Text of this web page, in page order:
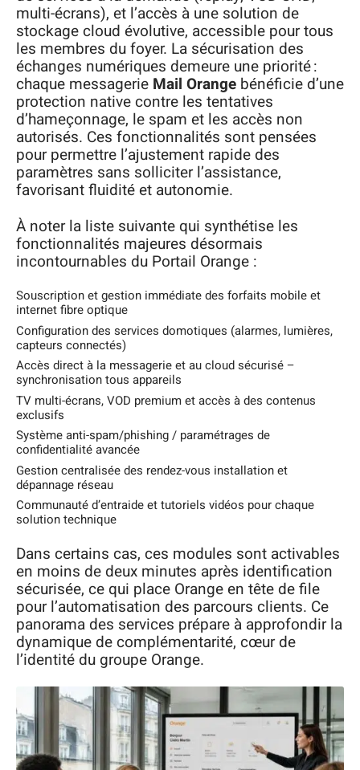
multi-écrans), et l’accès à une solution de
stockage cloud évolutive, accessible pour tous
les membres du foyer. La sécurisation des
échanges numériques demeure une priorité :
chaque messagerie Mail Orange bénéficie d’une
protection native contre les tentatives
d’hameçonnage, le spam et les accès non
autorisés. Ces fonctionnalités sont pensées
pour permettre l’ajustement rapide des
paramètres sans solliciter l’assistance,
favorisant fluidité et autonomie.
À noter la liste suivante qui synthétise les
fonctionnalités majeures désormais
incontournables du Portail Orange :
Souscription et gestion immédiate des forfaits mobile et
internet fibre optique
Configuration des services domotiques (alarmes, lumières,
capteurs connectés)
Accès direct à la messagerie et au cloud sécurisé –
synchronisation tous appareils
TV multi-écrans, VOD premium et accès à des contenus
exclusifs
Système anti-spam/phishing / paramétrages de
confidentialité avancée
Gestion centralisée des rendez-vous installation et
dépannage réseau
Communauté d’entraide et tutoriels vidéos pour chaque
solution technique
Dans certains cas, ces modules sont activables
en moins de deux minutes après identification
sécurisée, ce qui place Orange en tête de file
pour l’automatisation des parcours clients. Ce
panorama des services prépare à approfondir la
dynamique de complémentarité, cœur de
l’identité du groupe Orange.